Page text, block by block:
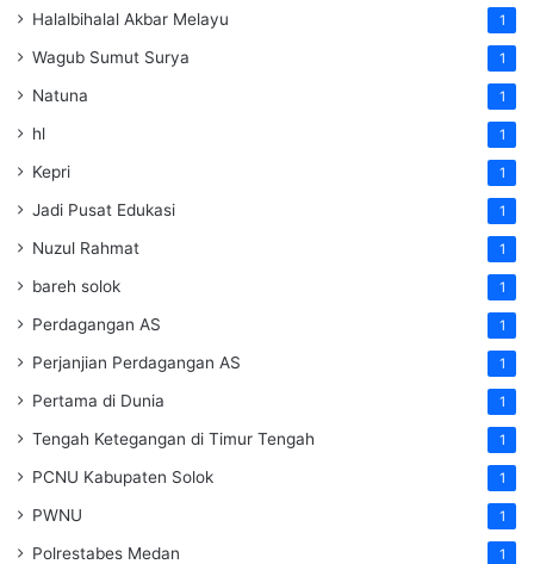
Halalbihalal Akbar Melayu 1
Wagub Sumut Surya 1
Natuna 1
hl 1
Kepri 1
Jadi Pusat Edukasi 1
Nuzul Rahmat 1
bareh solok 1
Perdagangan AS 1
Perjanjian Perdagangan AS 1
Pertama di Dunia 1
Tengah Ketegangan di Timur Tengah 1
PCNU Kabupaten Solok 1
PWNU 1
Polrestabes Medan 1